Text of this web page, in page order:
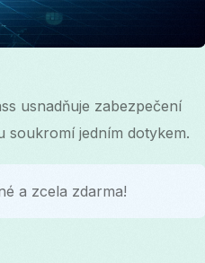
usnadňuje zabezpečení
soukromí jedním dotykem.
a zcela zdarma!